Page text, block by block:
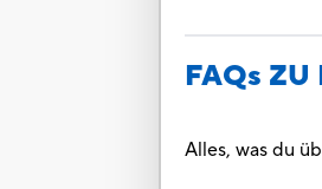
FAQs ZU
Alles, was du